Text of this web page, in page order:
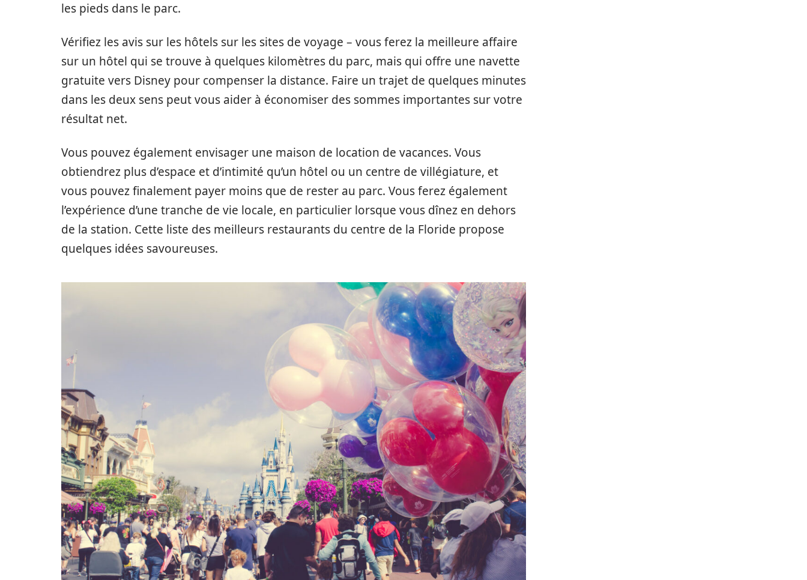
les pieds dans le parc.
Vérifiez les avis sur les hôtels sur les sites de voyage – vous ferez la meilleure affaire
sur un hôtel qui se trouve à quelques kilomètres du parc, mais qui offre une navette
gratuite vers Disney pour compenser la distance. Faire un trajet de quelques minutes
dans les deux sens peut vous aider à économiser des sommes importantes sur votre
résultat net.
Vous pouvez également envisager une maison de location de vacances. Vous
obtiendrez plus d’espace et d’intimité qu’un hôtel ou un centre de villégiature, et
vous pouvez finalement payer moins que de rester au parc. Vous ferez également
l’expérience d’une tranche de vie locale, en particulier lorsque vous dînez en dehors
de la station. Cette liste des meilleurs restaurants du centre de la Floride propose
quelques idées savoureuses.